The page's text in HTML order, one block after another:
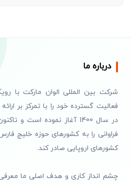
درباره ما
شرکت بین المللی الوان مارکت با
فعالیت گسترده خود را با تمرکز بر
در سال 1400 آغاز نموده است
فراوانی را به کشورهای حوزه خلیج
کشورهای اروپایی صادر کند.
چشم انداز کاری و هدف اصلی ما